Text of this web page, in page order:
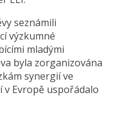
seznámili
výzkumné
mladými
byla zorganizována
synergií ve
v Evropě uspořádalo